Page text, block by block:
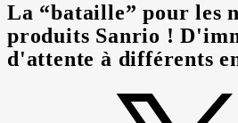
La “bataille” pour les
produits Sanrio !
d'attente à différents